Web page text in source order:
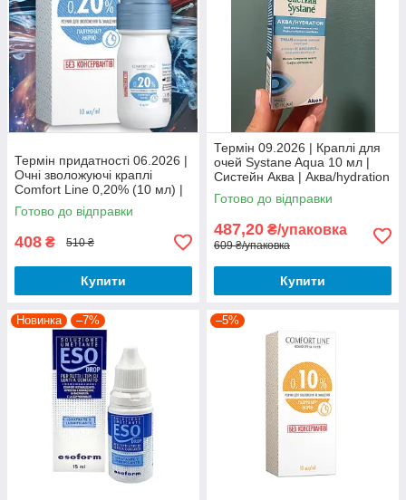
Термін придатності 06.2026 |
Очні зволожуючі краплі
Comfort Line 0,20% (10 мл) |
Краплі для очей Comfort Line
гіалуронат натрію |
Готово до відправки
408 ₴ 510 ₴
Купити
Термін 09.2026 | Краплі для
очей Systane Aqua 10 мл |
Систейн Аква | Аква/hydration
| Alcon Systane Aqua
Готово до відправки
487,20 ₴/упаковка
609 ₴/упаковка
Купити
Новинка –7% –5%